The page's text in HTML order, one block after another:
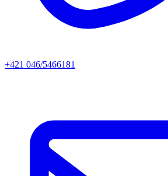
+421 046/5466181